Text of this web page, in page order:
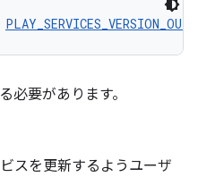
必要があります。
スを更新するようユーザ